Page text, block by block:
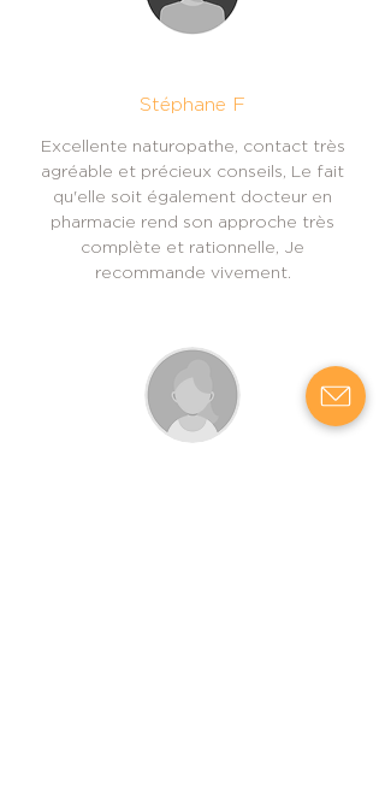
Stéphane F
Excellente naturopathe, contact très
agréable et précieux conseils, Le fait
qu'elle soit également docteur en
pharmacie rend son approche très
complète et rationnelle, Je
recommande vivement.